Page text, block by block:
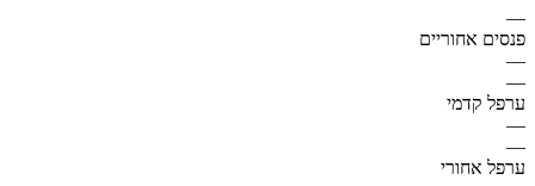
—
פנסים אחוריים
—
—
ערפל קדמי
—
—
ערפל אחורי